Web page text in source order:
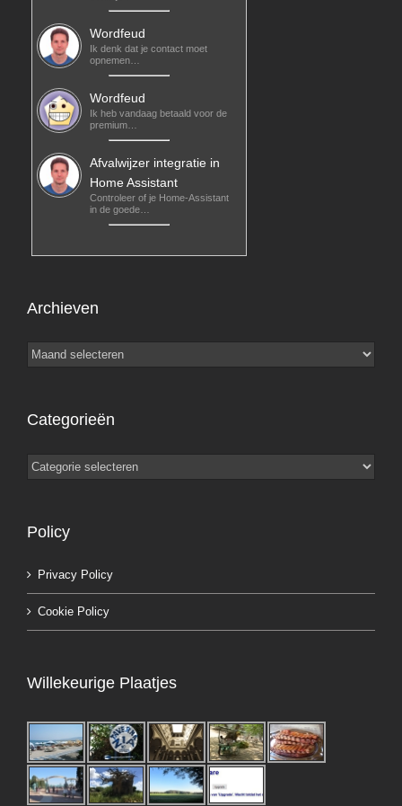
Wordfeud
Ik denk dat je contact moet
opnemen…
Wordfeud
Ik heb vandaag betaald voor de
premium…
Afvalwijzer integratie in
Home Assistant
Controleer of je Home-Assistant
in de goede…
Archieven
Archieven
Categorieën
Categorieën
Policy
Privacy Policy
Cookie Policy
Willekeurige Plaatjes